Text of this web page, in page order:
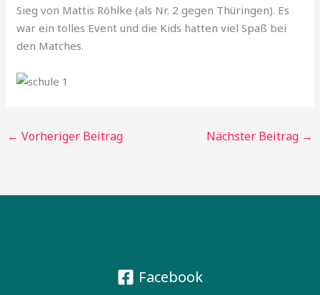
Sieg von Mattis Röhlke (als Nr. 2 gegen Thüringen). Es
war ein tolles Event und die Kids hatten viel Spaß bei
den Matches.
← Vorheriger Beitrag Nächster Beitrag →
Facebook